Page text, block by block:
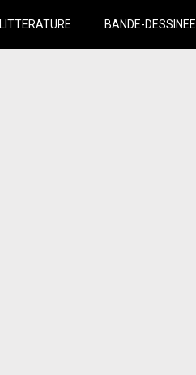
LITTERATURE BANDE-DESSINEE